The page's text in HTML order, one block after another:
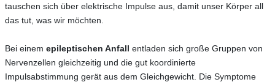
tauschen sich über elektrische Impulse aus, damit unser Körper all
das tut, was wir möchten.
Bei einem epileptischen Anfall entladen sich große Gruppen von
Nervenzellen gleichzeitig und die gut koordinierte
Impulsabstimmung gerät aus dem Gleichgewicht. Die Symptome